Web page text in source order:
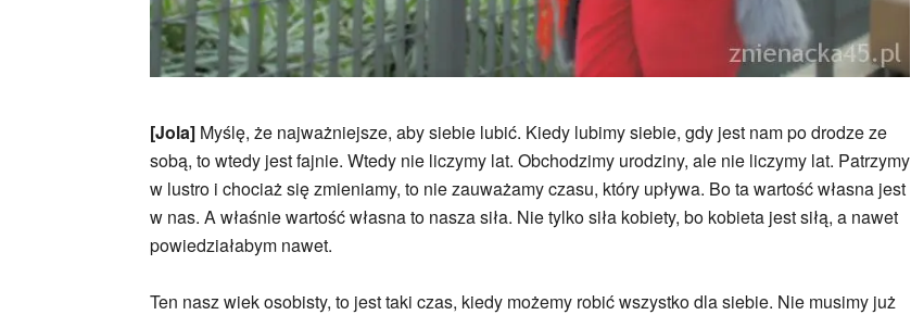
[Jola] Myślę, że najważniejsze, aby siebie lubić. Kiedy lubimy siebie, gdy jest nam po drodze ze
sobą, to wtedy jest fajnie. Wtedy nie liczymy lat. Obchodzimy urodziny, ale nie liczymy lat. Patrzymy
w lustro i chociaż się zmieniamy, to nie zauważamy czasu, który upływa. Bo ta wartość własna jest
w nas. A właśnie wartość własna to nasza siła. Nie tylko siła kobiety, bo kobieta jest siłą, a nawet
powiedziałabym nawet.
Ten nasz wiek osobisty, to jest taki czas, kiedy możemy robić wszystko dla siebie. Nie musimy już